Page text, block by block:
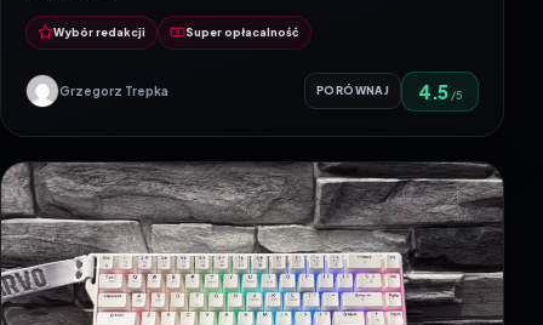
Wybór redakcji Super opłacalność
Grzegorz Trepka PORÓWNAJ 4.5 /5